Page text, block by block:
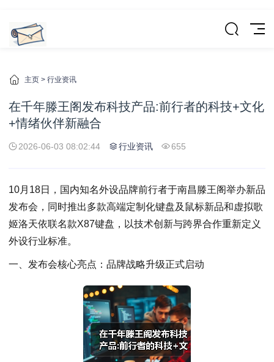
主页 > 行业资讯
在千年滕王阁发布科技产品:前行者的科技+文化
+情绪伙伴新融合
2026-06-03 08:02:44 行业资讯 655
10月18日，国内知名外设品牌前行者于南昌滕王阁举办新品
发布会，同时推出多款高端定制化键盘及鼠标新品和虚拟歌
姬洛天依联名款X87键盘，以技术创新与跨界合作重新定义
外设行业标准。
一、发布会核心亮点：品牌战略升级正式启动